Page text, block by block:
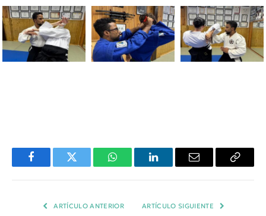
FacebookTwitter WhatsAppLinkedInEmail
Copiar
ARTÍCULO ANTERIOR ARTÍCULO SIGUIENTE